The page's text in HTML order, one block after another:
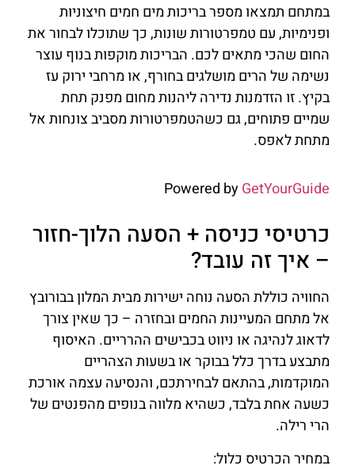
במתחם תמצאו מספר בריכות מים חמים חיצוניות
ופנימיות, עם טמפרטורות שונות, כך שתוכלו לבחור את
החום שהכי מתאים לכם. הבריכות מוקפות בנוף עוצר
נשימה של הרים מושלגים בחורף, או מרחבי ירוק עז
בקיץ. זו הזדמנות נדירה ליהנות מחום מפנק תחת
שמיים פתוחים, גם כשהטמפרטורות מסביב צונחות אל
מתחת לאפס.
Powered byGetYourGuide
כרטיסי כניסה + הסעה הלוך-חזור
– איך זה עובד?
החוויה כוללת הסעה נוחה ישירות מבית המלון בבורובץ
אל מתחם המעיינות החמים ובחזרה – כך שאין צורך
לדאוג לנהיגה או ניווט בכבישים ההרריים. האיסוף
מתבצע בדרך כלל בבוקר או בשעות הצהריים
המוקדמות, בהתאם לבחירתכם, והנסיעה עצמה אורכת
כשעה אחת בלבד, כשהיא מלווה בנופים מהפנטים של
הרי רילה.
במחיר הכרטיס כלול: